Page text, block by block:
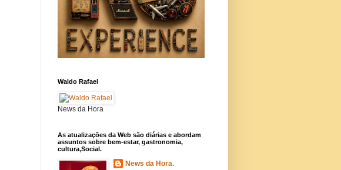
Waldo Rafael
News da Hora
As atualizações da Web são diárias e abordam
assuntos sobre bem-estar, gastronomia,
cultura,Social.
News da Hora.